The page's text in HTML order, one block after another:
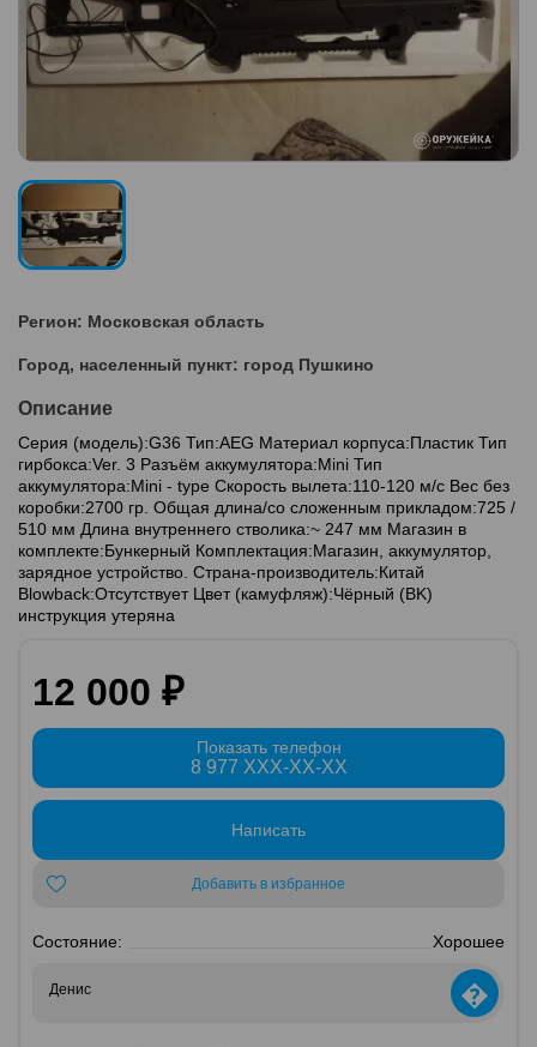
Регион: Московская область
Город, населенный пункт: город Пушкино
Описание
Серия (модель):G36 Тип:AEG Материал корпуса:Пластик Тип
гирбокса:Ver. 3 Разъём аккумулятора:Mini Тип
аккумулятора:Mini - type Скорость вылета:110-120 м/с Вес без
коробки:2700 гр. Общая длина/со сложенным прикладом:725 /
510 мм Длина внутреннего стволика:~ 247 мм Магазин в
комплекте:Бункерный Комплектация:Магазин, аккумулятор,
зарядное устройство. Страна-производитель:Китай
Blowback:Отсутствует Цвет (камуфляж):Чёрный (BK)
инструкция утеряна
12 000 ₽
Показать телефон
8 977 XXX-XX-XX
Написать
Добавить в избранное
Состояние: Хорошее
Денис �